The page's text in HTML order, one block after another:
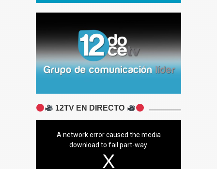
12TV EN DIRECTO
A network error caused the media
download to fail part-way.